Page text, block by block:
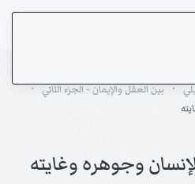
بين العقل والإيمان - الجزء الثاني
وجوهره وغايته